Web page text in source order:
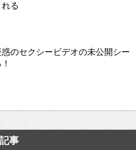
る
のセクシービデオの未公開シー
事